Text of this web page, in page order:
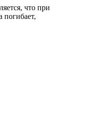
что при
погибает,